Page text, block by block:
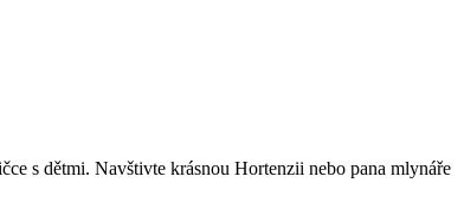
s dětmi. Navštivte krásnou Hortenzii nebo pana mlynáře